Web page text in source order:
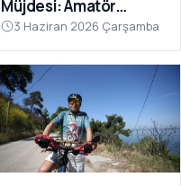
Müjdesi: Amatör
Kulüplerin Beklediği
Yatırım Hayata Geçiyor
3 Haziran 2026 Çarşamba